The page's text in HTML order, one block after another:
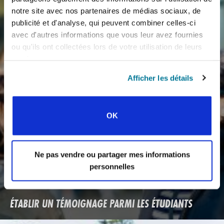
notre site avec nos partenaires de médias sociaux, de
publicité et d'analyse, qui peuvent combiner celles-ci
avec d'autres informations que vous leur avez fournies
ou qu'ils ont collectées lors de votre utilisation de leurs
Afficher les détails
OK
Ne pas vendre ou partager mes informations
personnelles
ÉTABLIR UN TÉMOIGNAGE PARMI LES ÉTUDIANTS